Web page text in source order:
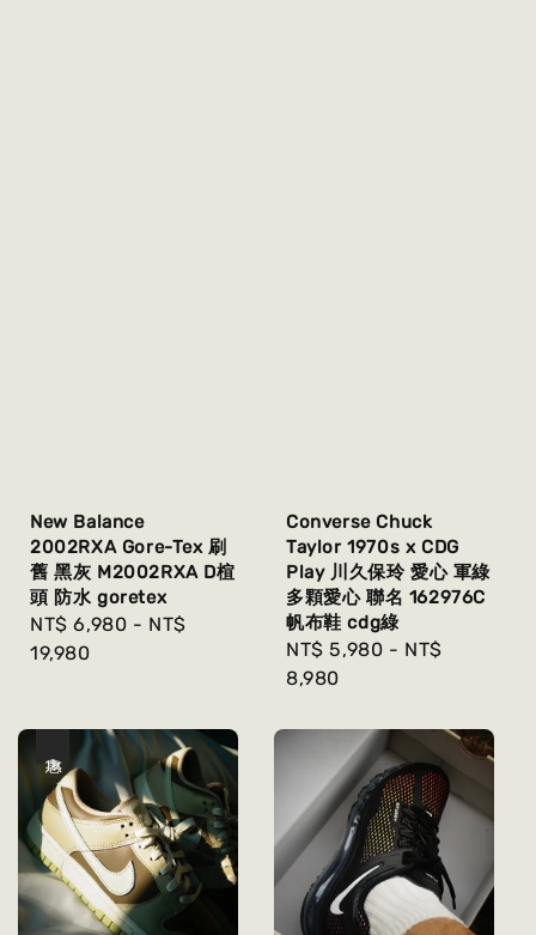
New Balance
2002RXA Gore-Tex 刷
舊 黑灰 M2002RXA D楦
頭 防水 goretex
Regular
price
NT$ 6,980 - NT$
19,980
Converse Chuck
Taylor 1970s x CDG
Play 川久保玲 愛心 軍綠
多顆愛心 聯名 162976C
帆布鞋 cdg綠
Regular
price
NT$ 5,980 - NT$
8,980